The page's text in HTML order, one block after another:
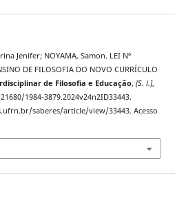
Jenifer; NOYAMA, Samon. LEI Nº
DE FILOSOFIA DO NOVO CURRÍCULO
de Filosofia e Educação, [S. l.],
1984-3879.2024v24n2ID33443.
saberes/article/view/33443. Acesso